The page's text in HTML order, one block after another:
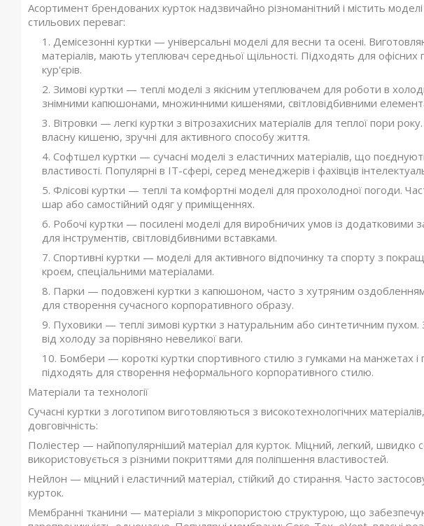
Асортимент брендованих курток надзвичайно різноманітний і містить моделі
стильових переваг:
Демісезонні куртки — універсальні моделі для весни та осені.
матеріалів, мають утеплювач середньої щільності. Підходять для офісних
кур'єрів.
Зимові куртки — теплі моделі з якісним утеплювачем для роботи в
знімними капюшонами, множинними кишенями, світловідбивними
Вітровки — легкі куртки з вітрозахисних матеріалів для теплої пори
власну кишеню, зручні для активного способу життя.
Софтшел куртки — сучасні моделі з еластичних матеріалів, що
властивості. Популярні в IT-сфері, серед менеджерів і фахівців
Флісові куртки — теплі та комфортні моделі для прохолодної погоди.
шар або самостійний одяг у приміщеннях.
Робочі куртки — посилені моделі для виробничих умов із
для інструментів, світловідбивними вставками.
Спортивні куртки — моделі для активного відпочинку та спорту з
кроєм, спеціальними матеріалами.
Парки — подовжені куртки з капюшоном, часто з хутряним оздобленням.
для створення сучасного корпоративного образу.
Пуховики — теплі зимові куртки з натуральним або синтетичним
від холоду за порівняно невеликої ваги.
Бомбери — короткі куртки спортивного стилю з гумками на манжетах і
підходять для створення неформального корпоративного стилю.
Матеріали та технології
Сучасні куртки з логотипом виготовляються з високотехнологічних
довговічність:
Поліестер — найпопулярніший матеріал для курток. Міцний, легкий,
використовується з різними покриттями для поліпшення властивостей.
Нейлон — міцний і еластичний матеріал, стійкий до стирання. Часто
курток.
Мембранні тканини — матеріали з мікропористою структурою, що